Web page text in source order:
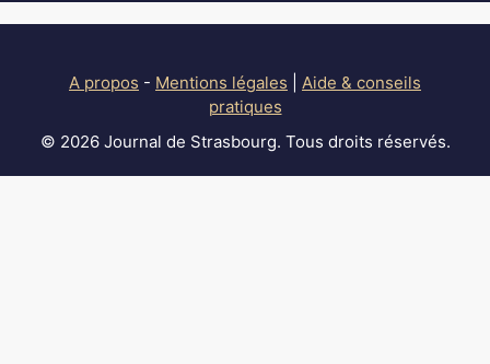
A propos - Mentions légales
Aide & conseils
pratiques
© 2026 Journal de Strasbourg. Tous droits réservés.